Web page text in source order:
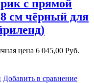
с прямой
см чёрный для
цена 6 045,00 Руб.
Добавить в сравнение